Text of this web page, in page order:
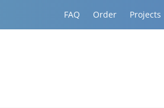
FAQ Order Projects